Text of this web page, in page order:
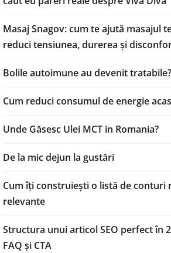
Masaj Snagov: cum te ajută masajul
reduci tensiunea, durerea și
Bolile autoimune au devenit
Cum reduci consumul de energie
Unde Găsesc Ulei MCT in Romania?
De la mic dejun la gustări
Cum îți construiești o listă de conturi
relevante
Structura unui articol SEO perfect în
FAQ și CTA